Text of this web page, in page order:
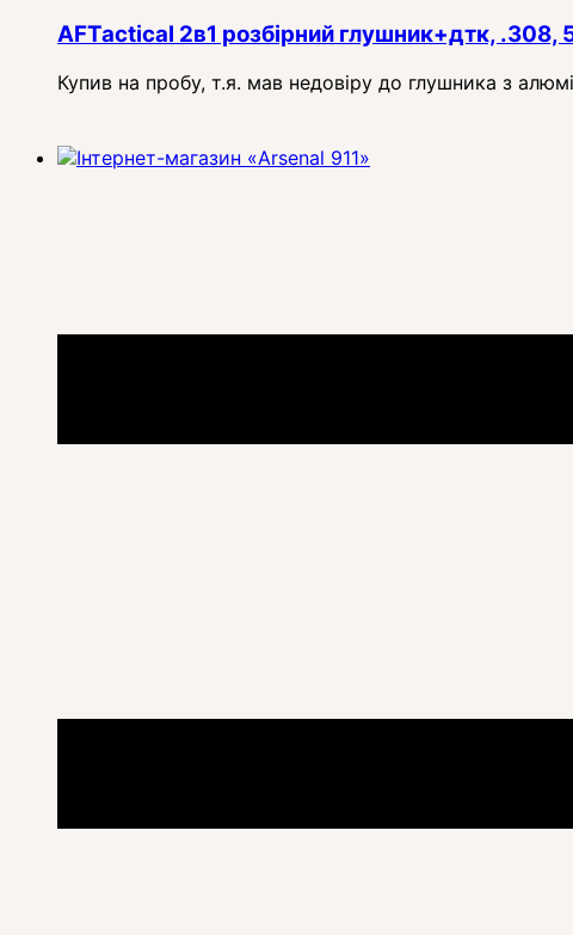
AFTactical 2в1 розбірний глушник+дтк, .308,
Купив на пробу, т.я. мав недовіру до глушника з